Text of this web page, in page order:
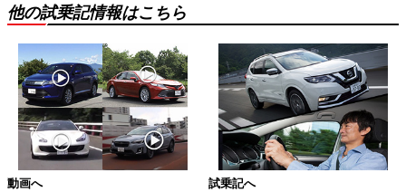
他の試乗記情報はこちら
動画へ 試乗記へ